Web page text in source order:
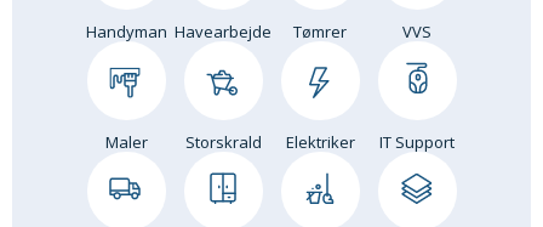
Handyman Havearbejde Tømrer VVS
Maler Storskrald Elektriker IT Support